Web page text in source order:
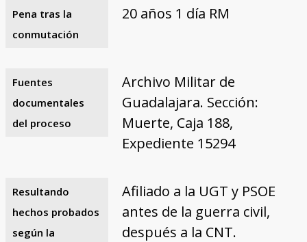
Pena tras la
conmutación
20 años 1 día RM
Fuentes
documentales
del proceso
Archivo Militar de
Guadalajara. Sección:
Muerte, Caja 188,
Expediente 15294
Resultando
hechos probados
según la
Afiliado a la UGT y PSOE
antes de la guerra civil,
después a la CNT.